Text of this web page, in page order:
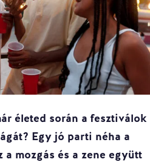
életed során a fesztiválok
Egy jó parti néha a
mozgás és a zene együtt